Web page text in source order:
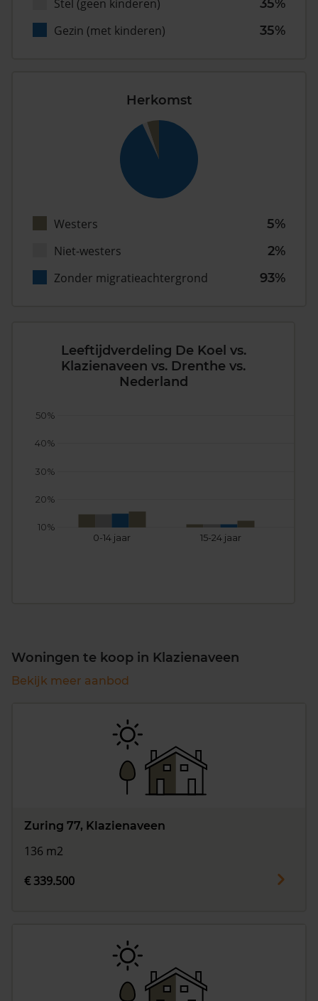
Stel (geen kinderen)
35%
Gezin (met kinderen)
35%
Herkomst
Westers
5%
Niet-westers
2%
Zonder migratieachtergrond
93%
Leeftijdverdeling De Koel vs.
Klazienaveen vs. Drenthe vs.
Nederland
0-14 jaar 15-24 jaar
10%
20%
30%
40%
50%
Woningen te koop in Klazienaveen
Bekijk meer aanbod
Zuring 77, Klazienaveen
136 m2
€ 339.500